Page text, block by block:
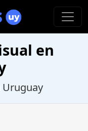
en
Uruguay